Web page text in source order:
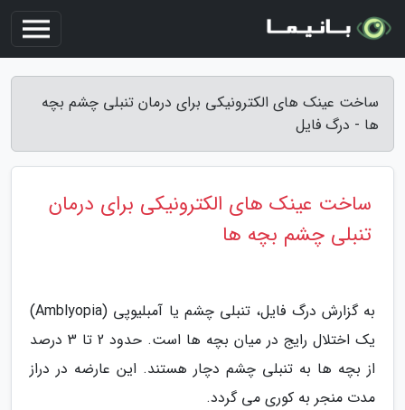
ساخت عینک های الکترونیکی برای درمان تنبلی چشم بچه
ها - درگ فایل
ساخت عینک های الکترونیکی برای درمان
تنبلی چشم بچه ها
به گزارش درگ فایل، تنبلی چشم یا آمبلیوپی (Amblyopia)
یک اختلال رایج در میان بچه ها است. حدود 2 تا 3 درصد
از بچه ها به تنبلی چشم دچار هستند. این عارضه در دراز
مدت منجر به کوری می گردد.